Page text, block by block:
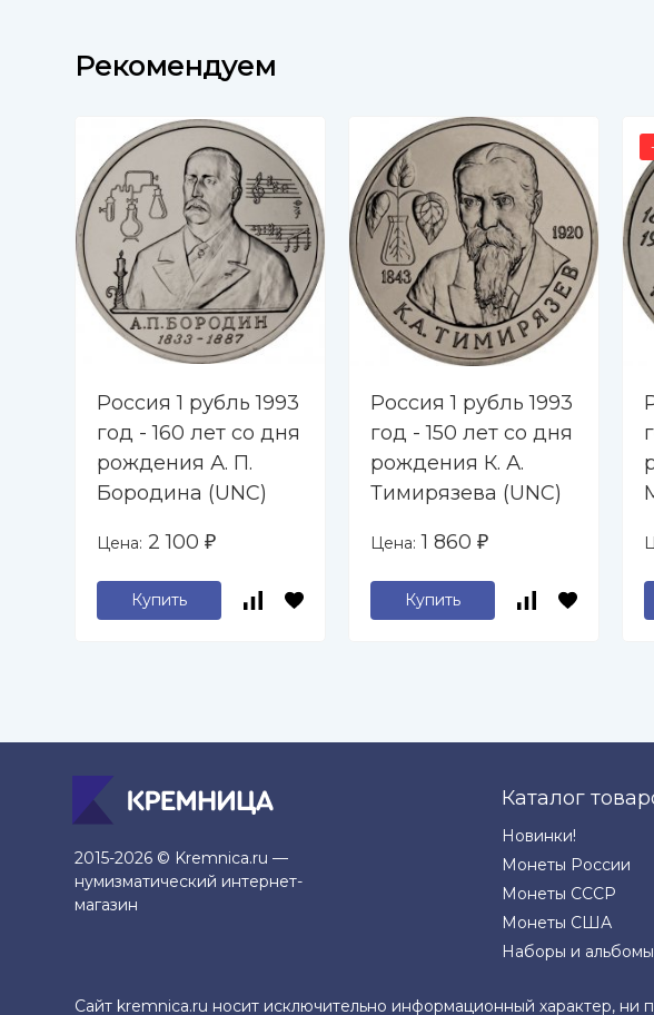
Рекомендуем
Россия 1 рубль 1993
год - 160 лет со дня
рождения А. П.
Бородина (UNC)
Цена: 2 100 ₽
Купить
Россия 1 рубль 1993
год - 150 лет со дня
рождения К. А.
Тимирязева (UNC)
Цена: 1 860 ₽
Купить
2015-2026 © Kremnica.ru —
нумизматический интернет-
магазин
Каталог
Новинки!
Монеты России
Монеты СССР
Монеты США
Наборы и
Сайт kremnica.ru носит исключительно информационный характер, ни